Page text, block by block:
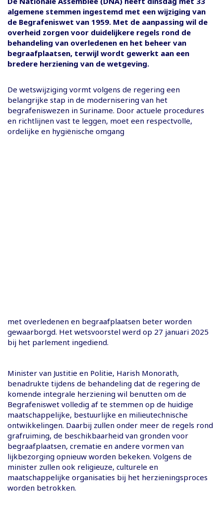
algemene stemmen ingestemd met een wijziging van
de Begrafeniswet van 1959. Met de aanpassing wil de
overheid zorgen voor duidelijkere regels rond de
behandeling van overledenen en het beheer van
begraafplaatsen, terwijl wordt gewerkt aan een
bredere herziening van de wetgeving.
De wetswijziging vormt volgens de regering een
belangrijke stap in de modernisering van het
begrafeniswezen in Suriname. Door actuele procedures
en richtlijnen vast te leggen, moet een respectvolle,
ordelijke en hygiënische omgang
met overledenen en begraafplaatsen beter worden
gewaarborgd. Het wetsvoorstel werd op 27 januari 2025
bij het parlement ingediend.
Minister van Justitie en Politie, Harish Monorath,
benadrukte tijdens de behandeling dat de regering de
komende integrale herziening wil benutten om de
Begrafeniswet volledig af te stemmen op de huidige
maatschappelijke, bestuurlijke en milieutechnische
ontwikkelingen. Daarbij zullen onder meer de regels rond
grafruiming, de beschikbaarheid van gronden voor
begraafplaatsen, crematie en andere vormen van
lijkbezorging opnieuw worden bekeken. Volgens de
minister zullen ook religieuze, culturele en
maatschappelijke organisaties bij het herzieningsproces
worden betrokken.